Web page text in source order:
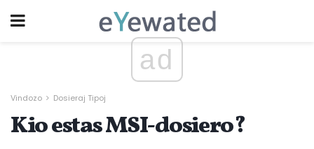
ad
Vindozo Dosieraj Tipoj
Kio estas MSI-dosiero?